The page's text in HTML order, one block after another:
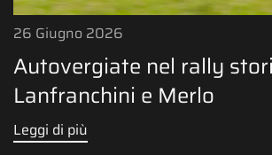
26 Giugno 2026
Autovergiate nel rally
Lanfranchini e Merlo
Leggi di più